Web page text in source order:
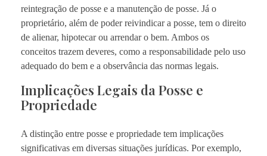
reintegração de posse e a manutenção de posse. Já o
proprietário, além de poder reivindicar a posse, tem o direito
de alienar, hipotecar ou arrendar o bem. Ambos os
conceitos trazem deveres, como a responsabilidade pelo uso
adequado do bem e a observância das normas legais.
Implicações Legais da Posse e
Propriedade
A distinção entre posse e propriedade tem implicações
significativas em diversas situações jurídicas. Por exemplo,